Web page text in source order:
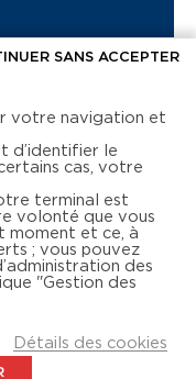
presse
réseaux sociaux
votre navigation et
d’identifier le
cas, votre
terminal est
volonté que vous
moment et ce, à
; vous pouvez
des
"Gestion des
Détails des cookies
SANS ACCEPTER